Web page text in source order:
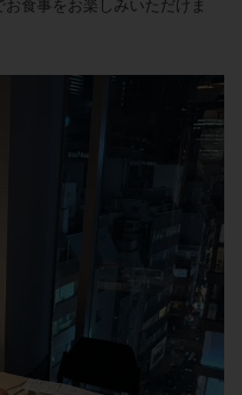
食事をお楽しみいただけま